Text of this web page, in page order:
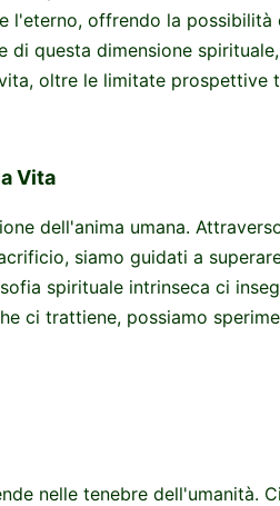
l'eterno, offrendo la possibilità
questa dimensione
oltre le limitate prospettive
Vita
dell'anima umana.
siamo guidati a
spirituale intrinseca ci
ci trattiene, possiamo
nelle tenebre dell'umanità.